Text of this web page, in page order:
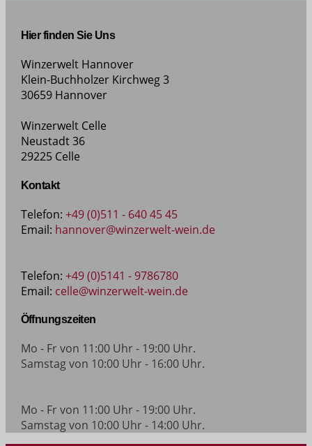
Hier finden Sie Uns
Winzerwelt Hannover
Klein-Buchholzer Kirchweg 3
30659 Hannover
Winzerwelt Celle
Neustadt 36
29225 Celle
Kontakt
Telefon: +49 (0)511 - 640 45 45
Email: hannover@winzerwelt-wein.de
Telefon: +49 (0)5141 - 9786780
Email: celle@winzerwelt-wein.de
Öffnungszeiten
Mo - Fr von 11:00 Uhr - 19:00 Uhr.
Samstag von 10:00 Uhr - 16:00 Uhr.
Mo - Fr von 11:00 Uhr - 19:00 Uhr.
Samstag von 10:00 Uhr - 14:00 Uhr.